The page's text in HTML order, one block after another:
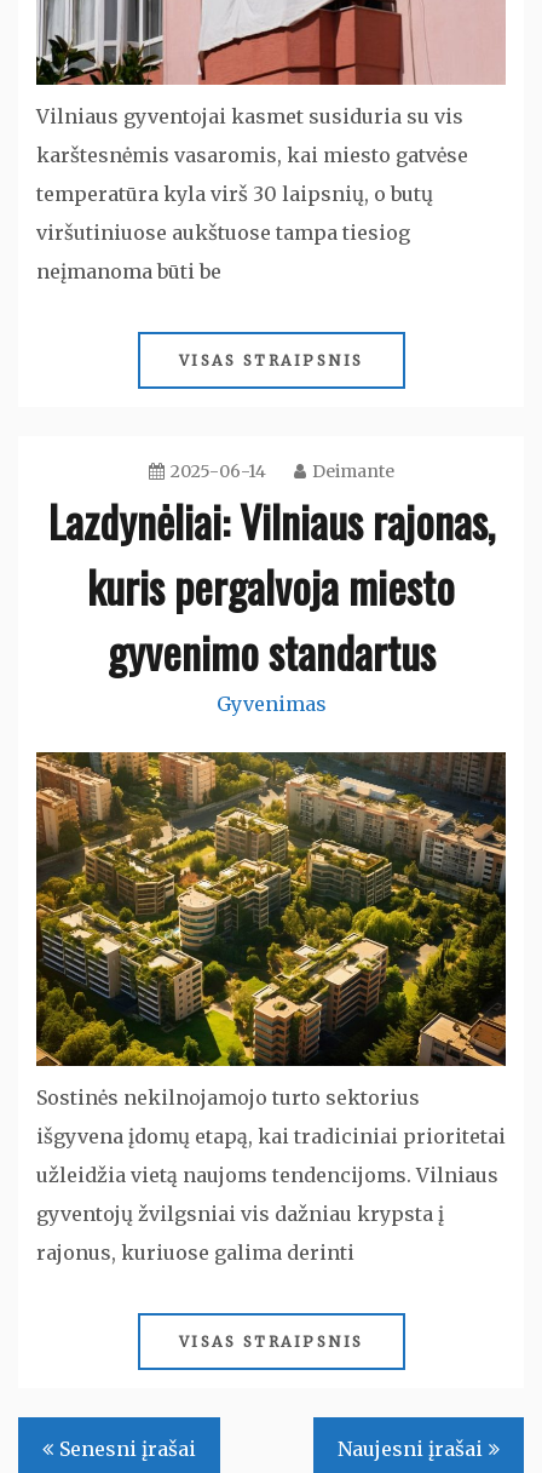
Vilniaus gyventojai kasmet susiduria su vis
karštesnėmis vasaromis, kai miesto gatvėse
temperatūra kyla virš 30 laipsnių, o butų
viršutiniuose aukštuose tampa tiesiog
neįmanoma būti be
VISAS STRAIPSNIS
2025-06-14 Deimante
Lazdynėliai: Vilniaus rajonas,
kuris pergalvoja miesto
gyvenimo standartus
Gyvenimas
Sostinės nekilnojamojo turto sektorius
išgyvena įdomų etapą, kai tradiciniai prioritetai
užleidžia vietą naujoms tendencijoms. Vilniaus
gyventojų žvilgsniai vis dažniau krypsta į
rajonus, kuriuose galima derinti
VISAS STRAIPSNIS
Navigacija
Senesni įrašai Naujesni įrašai